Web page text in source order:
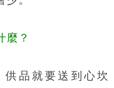
麼？
品就要送到心坎